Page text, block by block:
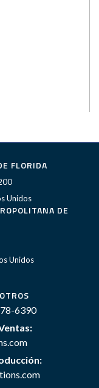
FLORIDA
Unidos
DE
Unidos
6390